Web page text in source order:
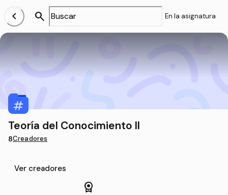
chevron_left search En la asignatura
Teoría del Conocimiento II
8Creadores
Ver creadores
license